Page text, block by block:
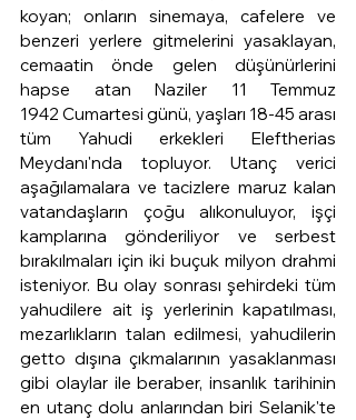
koyan; onların sinemaya, cafelere ve
benzeri yerlere gitmelerini yasaklayan,
cemaatin önde gelen düşünürlerini
hapse atan Naziler 11 Temmuz
1942 Cumartesi günü, yaşları 18-45 arası
tüm Yahudi erkekleri Eleftherias
Meydanı'nda topluyor. Utanç verici
aşağılamalara ve tacizlere maruz kalan
vatandaşların çoğu alıkonuluyor, işçi
kamplarına gönderiliyor ve serbest
bırakılmaları için iki buçuk milyon drahmi
isteniyor. Bu olay sonrası şehirdeki tüm
yahudilere ait iş yerlerinin kapatılması,
mezarlıkların talan edilmesi, yahudilerin
getto dışına çıkmalarının yasaklanması
gibi olaylar ile beraber, insanlık tarihinin
en utanç dolu anlarından biri Selanik'te